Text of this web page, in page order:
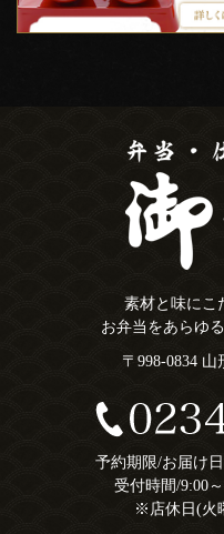
素材と味にこ
お弁当をあらゆ
〒998-0834
予約期限/お届け
受付時間/9:00
※店休日(火